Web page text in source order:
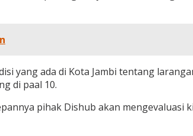
yang ada di Kota Jambi tentang
di paal 10.
pihak Dishub akan mengevaluasi